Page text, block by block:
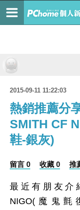
2015-09-11 11:22:03
熱銷推薦分
SMITH CF
鞋-銀灰)
留言 0 收藏 0 推
最近有朋友介
NIGO(魔鬼